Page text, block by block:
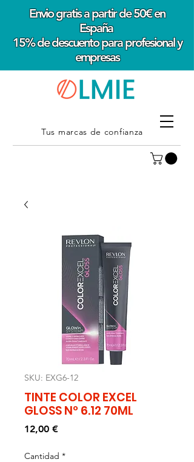
Envio gratis a partir de 50€ en
España
15% de descuento para profesional y
empresas
Tus marcas de confianza
SKU: EXG6-12
TINTE COLOR EXCEL
GLOSS Nº 6.12 70ML
12,00 €Precio
Cantidad *